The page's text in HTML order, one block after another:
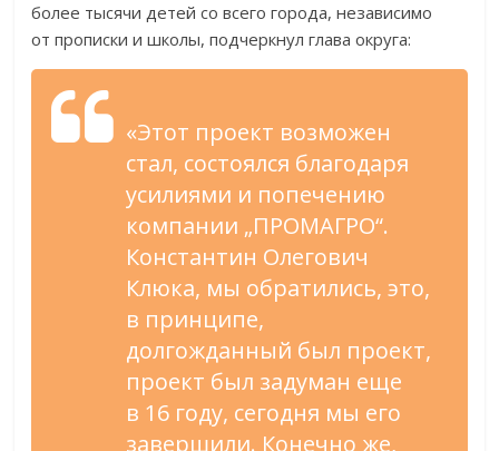
более тысячи детей со всего города, независимо
от прописки и школы, подчеркнул глава округа:
«Этот проект возможен
стал, состоялся благодаря
усилиями и попечению
компании „ПРОМАГРО“.
Константин Олегович
Клюка, мы обратились, это,
в принципе,
долгожданный был проект,
проект был задуман еще
в 16 году, сегодня мы его
завершили. Конечно же,